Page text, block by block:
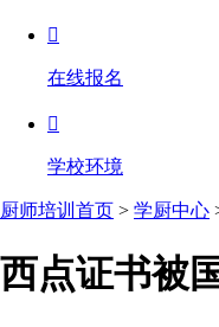

在线报名

学校环境
厨师培训首页 > 学厨中心
西点证书被